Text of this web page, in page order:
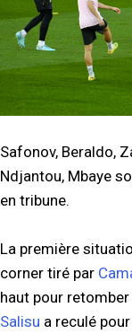
Safonov, Beraldo,
Ndjantou, Mbaye
en tribune.
La première
corner tiré par
haut pour
Salisu a reculé